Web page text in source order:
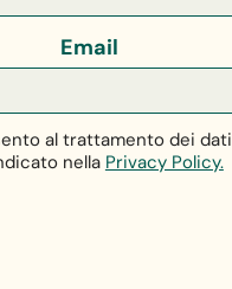
Email
al trattamento dei dati
nella Privacy Policy.